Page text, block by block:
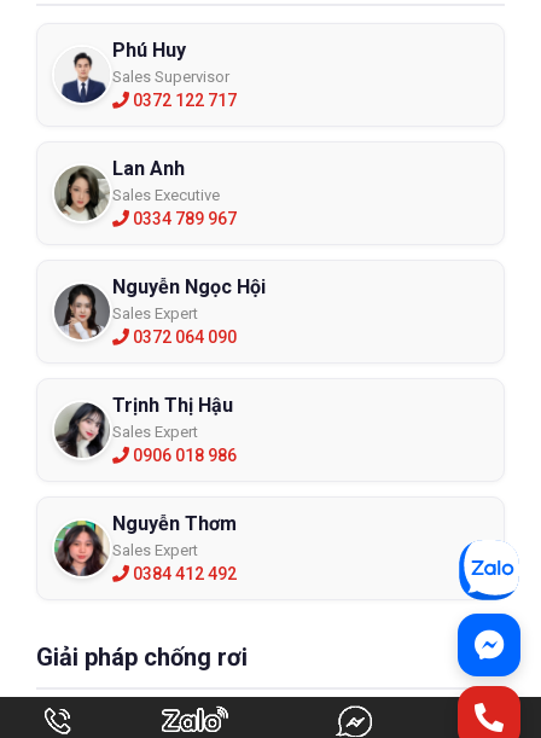
Phú Huy
Sales Supervisor
0372 122 717
Lan Anh
Sales Executive
0334 789 967
Nguyễn Ngọc Hội
Sales Expert
0372 064 090
Trịnh Thị Hậu
Sales Expert
0906 018 986
Nguyễn Thơm
Sales Expert
0384 412 492
Giải pháp chống rơi